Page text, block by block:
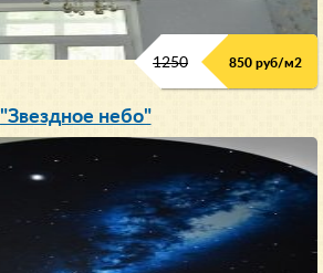
1250 850 руб/м2
"Звездное небо"